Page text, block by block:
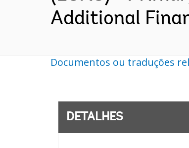
Additional
Documentos ou traduções
DETALHES